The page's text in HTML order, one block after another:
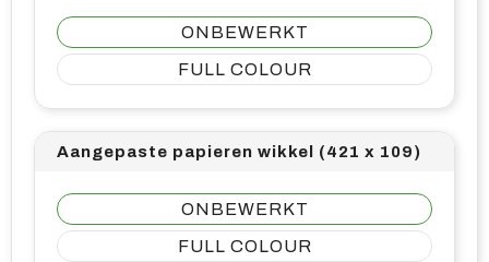
ONBEWERKT
FULL COLOUR
Aangepaste papieren wikkel (421 x 109)
ONBEWERKT
FULL COLOUR